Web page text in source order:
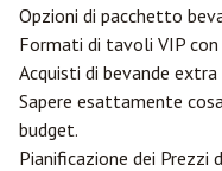
Opzioni di pacchetto
Formati di tavoli VIP con
Acquisti di bevande
Sapere esattamente
budget.
Pianificazione dei Prezzi